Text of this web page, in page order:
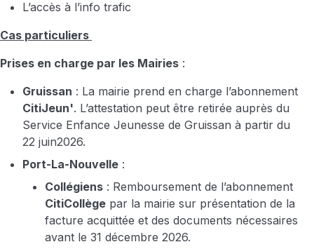
L’accès à l’info trafic
Cas particuliers
Prises en charge par les Mairies :
Gruissan : La mairie prend en charge l’abonnement
CitiJeun'. L’attestation peut être retirée auprès du
Service Enfance Jeunesse de Gruissan à partir du
22 juin2026.
Port-La-Nouvelle :
Collégiens : Remboursement de l’abonnement
CitiCollège par la mairie sur présentation de la
facture acquittée et des documents nécessaires
avant le 31 décembre 2026.